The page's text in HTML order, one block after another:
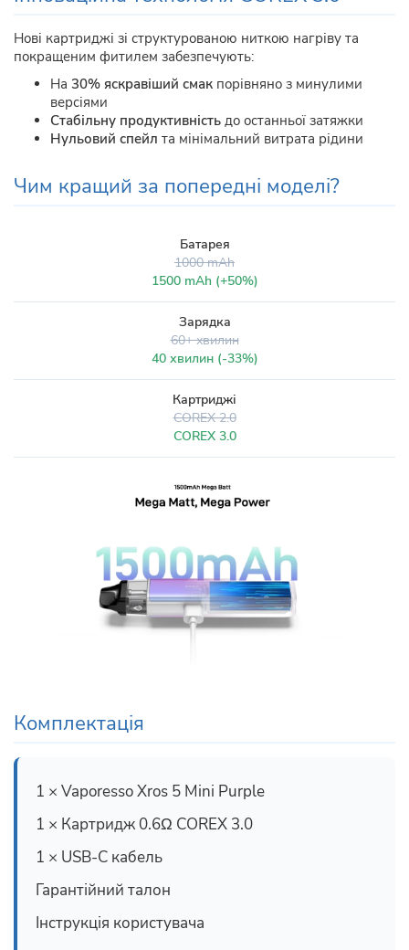
Нові картриджі зі структурованою ниткою нагріву та
покращеним фитилем забезпечують:
На 30% яскравіший смак порівняно з минулими
версіями
Стабільну продуктивність до останньої затяжки
Нульовий спейл та мінімальний витрата рідини
Чим кращий за попередні моделі?
Батарея
1000 mAh
1500 mAh (+50%)
Зарядка
60+ хвилин
40 хвилин (-33%)
Картриджі
COREX 2.0
COREX 3.0
Комплектація
1 × Vaporesso Xros 5 Mini Purple
1 × Картридж 0.6Ω COREX 3.0
1 × USB-C кабель
Гарантійний талон
Інструкція користувача